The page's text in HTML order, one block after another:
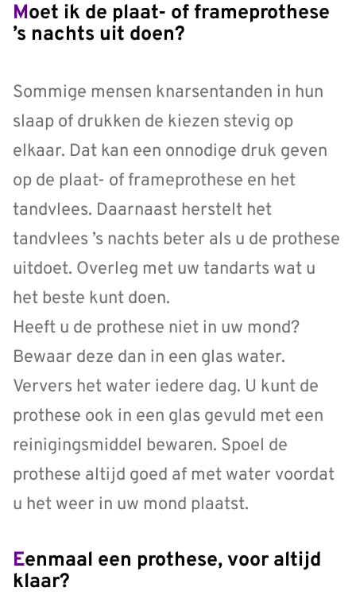
Moet ik de plaat- of frameprothese
’s nachts uit doen?
Sommige mensen knarsentanden in hun
slaap of drukken de kiezen stevig op
elkaar. Dat kan een onnodige druk geven
op de plaat- of frameprothese en het
tandvlees. Daarnaast herstelt het
tandvlees ’s nachts beter als u de prothese
uitdoet. Overleg met uw tandarts wat u
het beste kunt doen.
Heeft u de prothese niet in uw mond?
Bewaar deze dan in een glas water.
Ververs het water iedere dag. U kunt de
prothese ook in een glas gevuld met een
reinigingsmiddel bewaren. Spoel de
prothese altijd goed af met water voordat
u het weer in uw mond plaatst.
Eenmaal een prothese, voor altijd
klaar?